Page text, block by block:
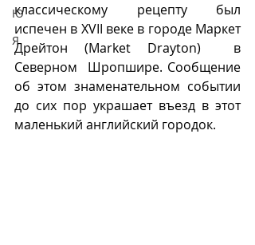
Ю
Я
классическому рецепту был
испечен в XVII веке в городе Маркет
Дрейтон (Market Drayton)  в
Северном  Шропшире. Сообщение
об этом знаменательном событии
до сих пор украшает въезд в этот
маленький английский городок.